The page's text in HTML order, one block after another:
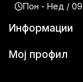
Пон - Нед /
Информации
Мој профил